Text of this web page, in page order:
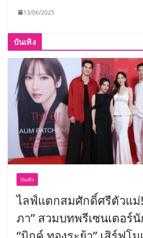
13/06/2025
บันเทิง
บันเทิง
ไลฟ์แตกสมศักดิ์ศรีตัวแม่
ภา” สวมบทพรีเซนเตอร์